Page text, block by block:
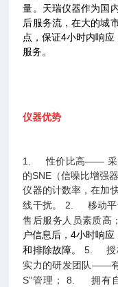
量。天瑞仪器作为国
后服务流，在大的城
点，保证4小时内响
服务。
仪器优势
1. 性价比高——
的SNE（信噪比增强
仪器的计数率，在加
线干扰。
2. 移动平
售后服务人员素质高；
户信息后，4小时响
和排除故障。
5. 授
实力的研发团队——有
S”管理；
8. 拥有